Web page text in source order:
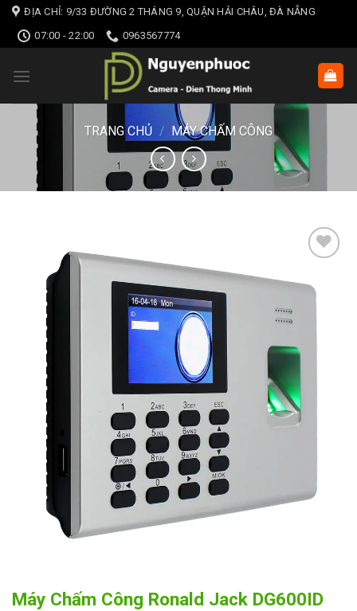
Skip
content
ĐỊA CHỈ: 9/33 ĐƯỜNG 2 THÁNG 9, QUẬN HẢI CHÂU, ĐÀ NẴNG
07:00 - 22:00
0963567774
TRANG CHỦ / MÁY CHẤM CÔNG
Add to wishlist
Máy Chấm Công Ronald Jack DG600ID